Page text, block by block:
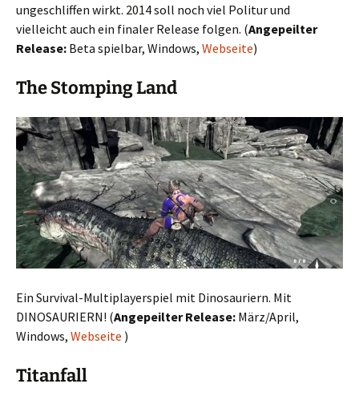
ungeschliffen wirkt. 2014 soll noch viel Politur und
vielleicht auch ein finaler Release folgen. (Angepeilter
Release: Beta spielbar, Windows, Webseite)
The Stomping Land
Ein Survival-Multiplayerspiel mit Dinosauriern. Mit
DINOSAURIERN! (Angepeilter Release: März/April,
Windows, Webseite )
Titanfall